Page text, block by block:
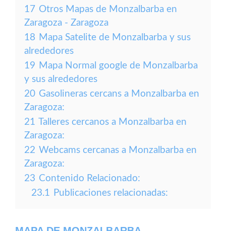
17 Otros Mapas de Monzalbarba en
Zaragoza - Zaragoza
18 Mapa Satelite de Monzalbarba y sus
alrededores
19 Mapa Normal google de Monzalbarba
y sus alrededores
20 Gasolineras cercans a Monzalbarba en
Zaragoza:
21 Talleres cercanos a Monzalbarba en
Zaragoza:
22 Webcams cercanas a Monzalbarba en
Zaragoza:
23 Contenido Relacionado:
23.1 Publicaciones relacionadas: